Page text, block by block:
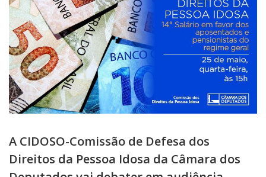
A CIDOSO-Comissão de Defesa dos
Direitos da Pessoa Idosa da Câmara dos